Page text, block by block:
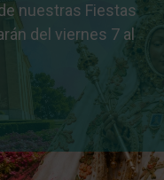
nuestras Fiestas
del viernes 7 al